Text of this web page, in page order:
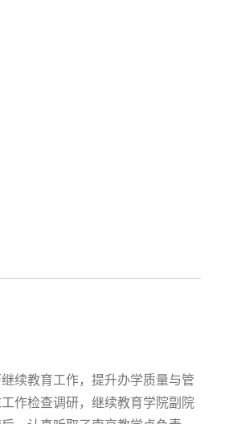
续教育工作，提升办学质量与管
作检查调研，继续教育学院副院